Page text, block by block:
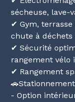
sécheuse, lave-
✔ Gym,
chute à déchets
✔ Sécurité
rangement vélo
✔ Rangement
- Option